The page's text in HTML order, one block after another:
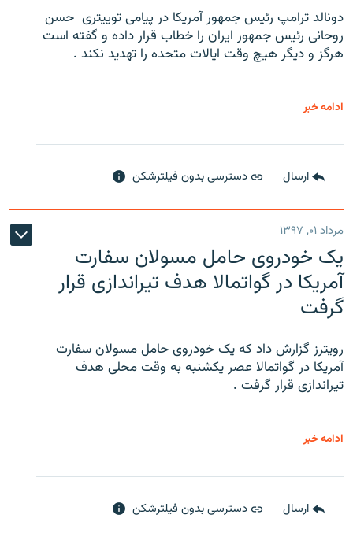
دونالد ترامپ رئیس جمهور آمریکا در پیامی توییتری ‌ حسن
روحانی رئیس جمهور ایران را خطاب قرار داده و گفته است
هرگز و دیگر هیچ وقت ایالات متحده را تهدید نکند .
ادامه خبر
ارسال دسترسی بدون فیلترشکن
مرداد ۰۱, ۱۳۹۷
یک خودروی حامل مسولان سفارت
آمریکا در گواتمالا هدف تیراندازی قرار
گرفت
رویترز گزارش داد که یک خودروی حامل مسولان سفارت
آمریکا در گواتمالا عصر یکشنبه به وقت محلی هدف
تیراندازی قرار گرفت .
ادامه خبر
ارسال دسترسی بدون فیلترشکن